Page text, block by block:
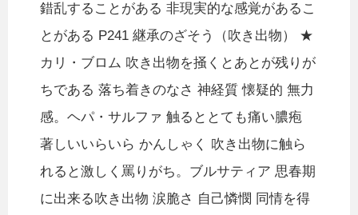
錯乱することがある 非現実的な感覚があるこ
とがある P241 継承のざそう（吹き出物） ★
カリ・ブロム 吹き出物を掻くとあとが残りが
ちである 落ち着きのなさ 神経質 懐疑的 無力
感。ヘパ・サルファ 触るととても痛い膿疱
著しいいらいら かんしゃく 吹き出物に触ら
れると激しく罵りがち。ブルサティア 思春期
に出来る吹き出物 涙脆さ 自己憐憫 同情を得